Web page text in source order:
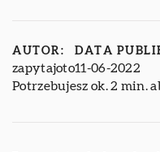
AUTOR:
zapytajoto
DATA
11-06-2022
Potrzebujesz ok. 2 min.